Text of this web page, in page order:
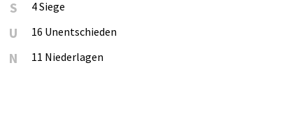
S 4 Siege
U 16 Unentschieden
N 11 Niederlagen